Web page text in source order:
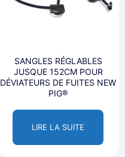
SANGLES RÉGLABLES
JUSQUE 152CM POUR
DÉVIATEURS DE FUITES NEW
PIG®
LIRE LA SUITE